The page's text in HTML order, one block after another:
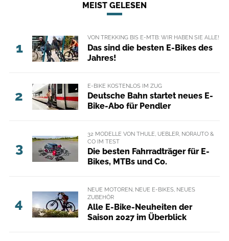
MEIST GELESEN
1
VON TREKKING BIS E-MTB: WIR HABEN SIE ALLE!
Das sind die besten E-Bikes des
Jahres!
2
E-BIKE KOSTENLOS IM ZUG
Deutsche Bahn startet neues E-
Bike-Abo für Pendler
3
32 MODELLE VON THULE, UEBLER, NORAUTO &
CO IM TEST
Die besten Fahrradträger für E-
Bikes, MTBs und Co.
4
NEUE MOTOREN, NEUE E-BIKES, NEUES
ZUBEHÖR
Alle E-Bike-Neuheiten der
Saison 2027 im Überblick